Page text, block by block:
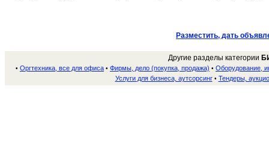
Разместить, дать
Другие разделы категории
• Оргтехника, все для офиса • Фирмы, дело (покупка, продажа) • Оборудование,
Услуги для бизнеса, аутсорсинг• Тендеры,